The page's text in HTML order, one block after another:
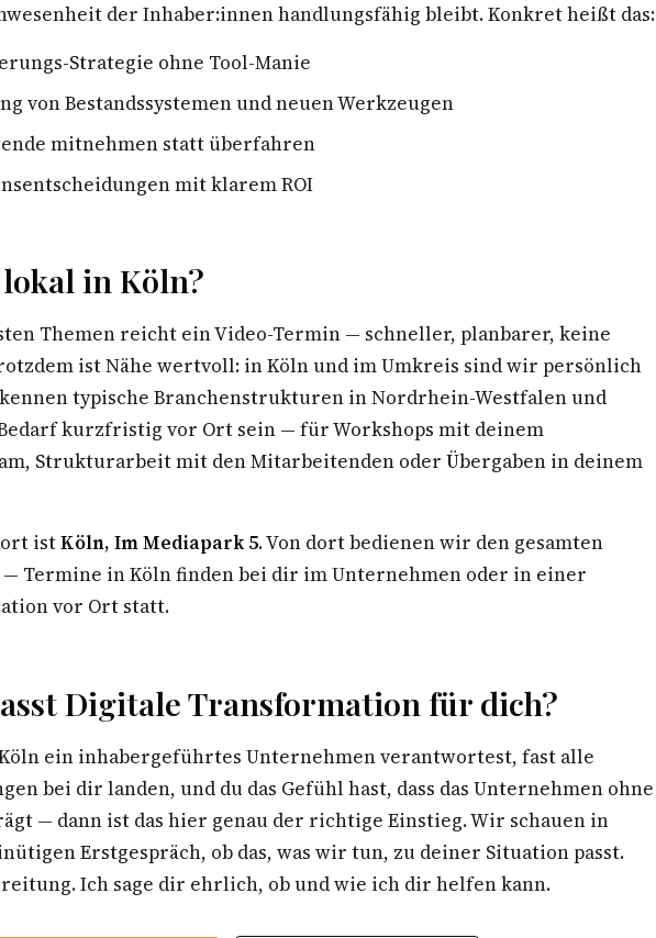
der Inhaber:innen handlungsfähig bleibt. Konkret heißt das:
Strategie ohne Tool-Manie
von Bestandssystemen und neuen Werkzeugen
mitnehmen statt überfahren
mit klarem ROI
in Köln?
Themen reicht ein Video-Termin — schneller, planbarer, keine
ist Nähe wertvoll: in Köln und im Umkreis sind wir persönlich
typische Branchenstrukturen in Nordrhein-Westfalen und
kurzfristig vor Ort sein — für Workshops mit deinem
Strukturarbeit mit den Mitarbeitenden oder Übergaben in deinem
istKöln, Im Mediapark 5. Von dort bedienen wir den gesamten
— Termine in Köln finden bei dir im Unternehmen oder in einer
vor Ort statt.
Digitale Transformation für dich?
ein inhabergeführtes Unternehmen verantwortest, fast alle
bei dir landen, und du das Gefühl hast, dass das Unternehmen ohne
— dann ist das hier genau der richtige Einstieg. Wir schauen in
Erstgespräch, ob das, was wir tun, zu deiner Situation passt.
Ich sage dir ehrlich, ob und wie ich dir helfen kann.